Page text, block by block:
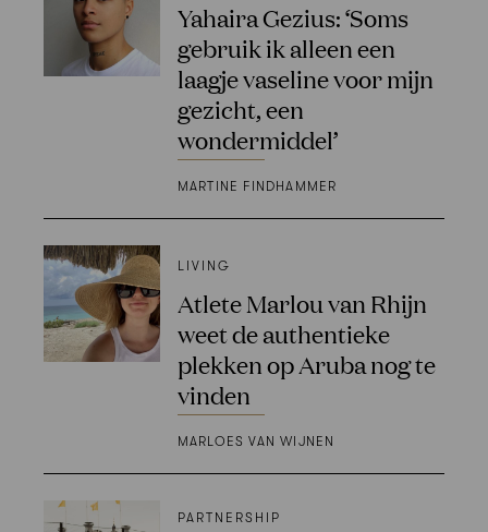
Yahaira Gezius: ‘Soms
gebruik ik alleen een
laagje vaseline voor mijn
gezicht, een
wondermiddel’
MARTINE FINDHAMMER
LIVING
Atlete Marlou van Rhijn
weet de authentieke
plekken op Aruba nog te
vinden
MARLOES VAN WIJNEN
PARTNERSHIP